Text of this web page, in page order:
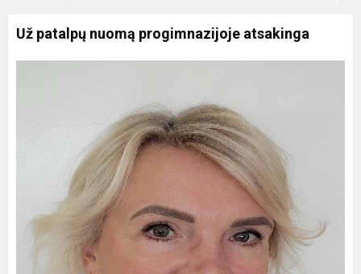
Už patalpų nuomą progimnazijoje atsakinga